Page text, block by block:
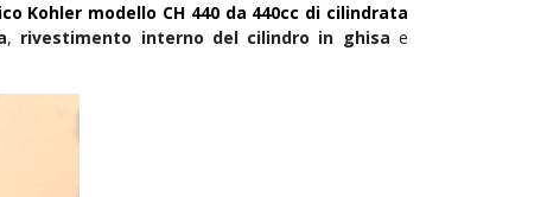
Kohler modello CH 440 da 440cc di cilindrata
, rivestimento interno del cilindro in ghisa e